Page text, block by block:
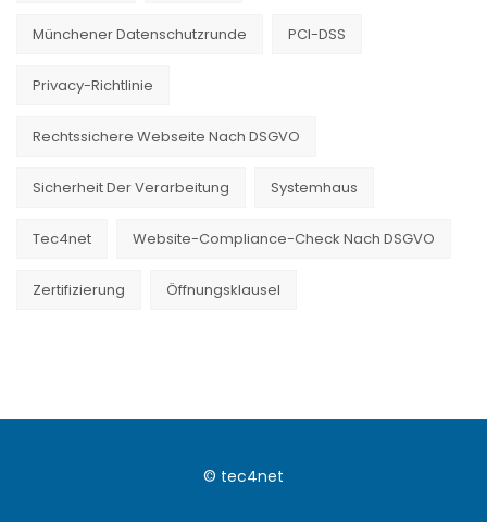
Münchener Datenschutzrunde PCI-DSS
Privacy-Richtlinie
Rechtssichere Webseite Nach DSGVO
Sicherheit Der Verarbeitung Systemhaus
Tec4net Website-Compliance-Check Nach DSGVO
Zertifizierung Öffnungsklausel
© tec4net